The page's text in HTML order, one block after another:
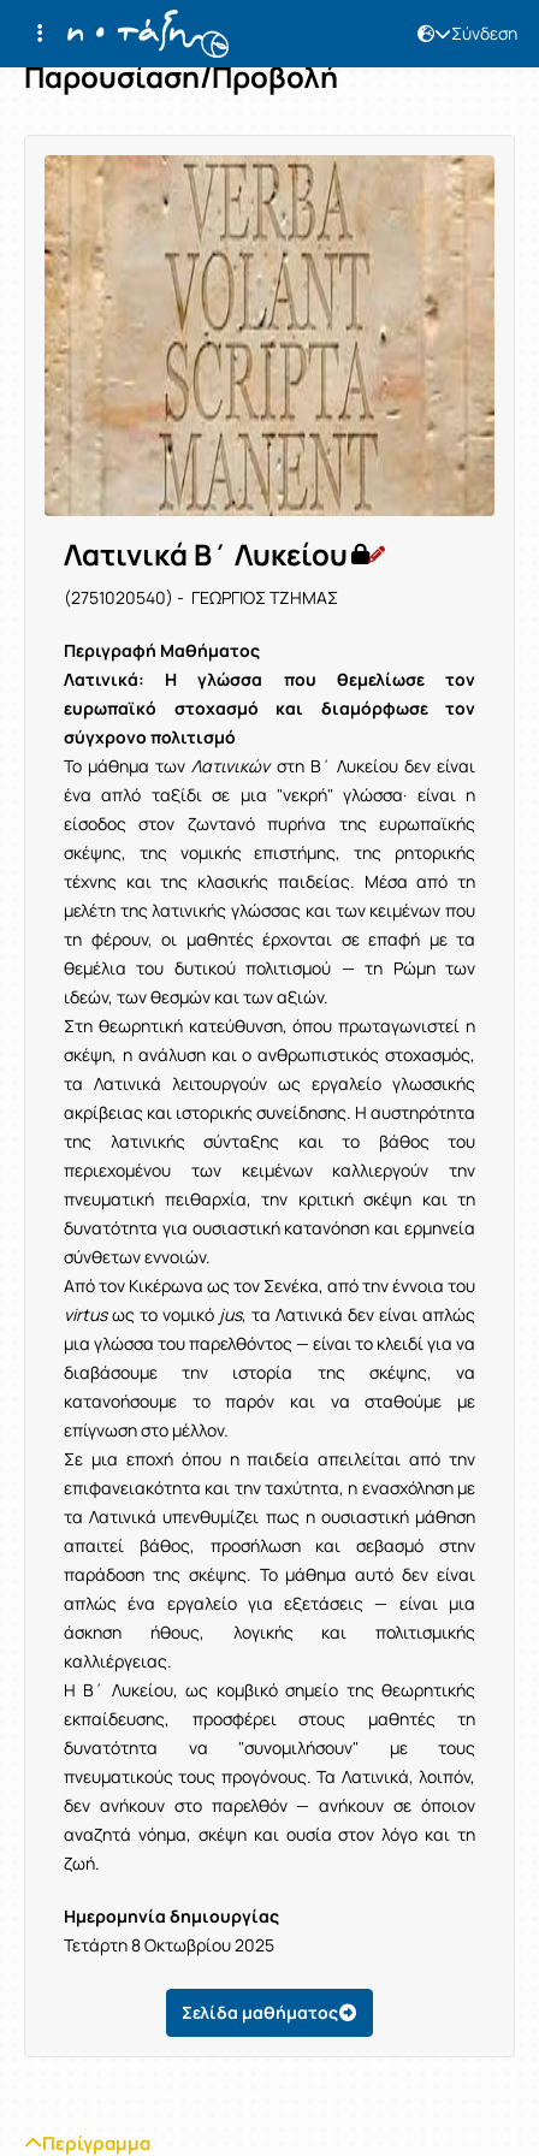
Σύνδεση
Παρουσίαση/Προβολή
Λατινικά Β΄ Λυκείου
(2751020540) - ΓΕΩΡΓΙΟΣ ΤΖΗΜΑΣ
Περιγραφή Μαθήματος
Λατινικά: Η γλώσσα που θεμελίωσε τον
ευρωπαϊκό στοχασμό και διαμόρφωσε τον
σύγχρονο πολιτισμό
Το μάθημα τωνΛατινικώνστη Β΄ Λυκείου δεν είναι
ένα απλό ταξίδι σε μια "νεκρή" γλώσσα· είναι η
είσοδος στον ζωντανό πυρήνα της ευρωπαϊκής
σκέψης, της νομικής επιστήμης, της ρητορικής
τέχνης και της κλασικής παιδείας. Μέσα από τη
μελέτη της λατινικής γλώσσας και των κειμένων που
τη φέρουν, οι μαθητές έρχονται σε επαφή με τα
θεμέλια του δυτικού πολιτισμού — τη Ρώμη των
ιδεών, των θεσμών και των αξιών.
Στη θεωρητική κατεύθυνση, όπου πρωταγωνιστεί η
σκέψη, η ανάλυση και ο ανθρωπιστικός στοχασμός,
τα Λατινικά λειτουργούν ως εργαλείο γλωσσικής
ακρίβειας και ιστορικής συνείδησης. Η αυστηρότητα
της λατινικής σύνταξης και το βάθος του
περιεχομένου των κειμένων καλλιεργούν την
πνευματική πειθαρχία, την κριτική σκέψη και τη
δυνατότητα για ουσιαστική κατανόηση και ερμηνεία
σύνθετων εννοιών.
Από τον Κικέρωνα ως τον Σενέκα, από την έννοια του
virtusως το νομικό jus, τα Λατινικά δεν είναι απλώς
μια γλώσσα του παρελθόντος — είναι το κλειδί για να
διαβάσουμε την ιστορία της σκέψης, να
κατανοήσουμε το παρόν και να σταθούμε με
επίγνωση στο μέλλον.
Σε μια εποχή όπου η παιδεία απειλείται από την
επιφανειακότητα και την ταχύτητα, η ενασχόληση με
τα Λατινικά υπενθυμίζει πως η ουσιαστική μάθηση
απαιτεί βάθος, προσήλωση και σεβασμό στην
παράδοση της σκέψης. Το μάθημα αυτό δεν είναι
απλώς ένα εργαλείο για εξετάσεις — είναι μια
άσκηση ήθους, λογικής και πολιτισμικής
καλλιέργειας.
Η Β΄ Λυκείου, ως κομβικό σημείο της θεωρητικής
εκπαίδευσης, προσφέρει στους μαθητές τη
δυνατότητα να "συνομιλήσουν" με τους
πνευματικούς τους προγόνους. Τα Λατινικά, λοιπόν,
δεν ανήκουν στο παρελθόν — ανήκουν σε όποιον
αναζητά νόημα, σκέψη και ουσία στον λόγο και τη
ζωή.
Ημερομηνία δημιουργίας
Τετάρτη 8 Οκτωβρίου 2025
Σελίδα μαθήματος
Περίγραμμα